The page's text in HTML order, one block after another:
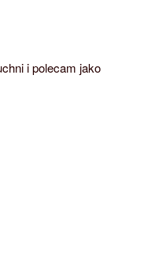
i polecam jako